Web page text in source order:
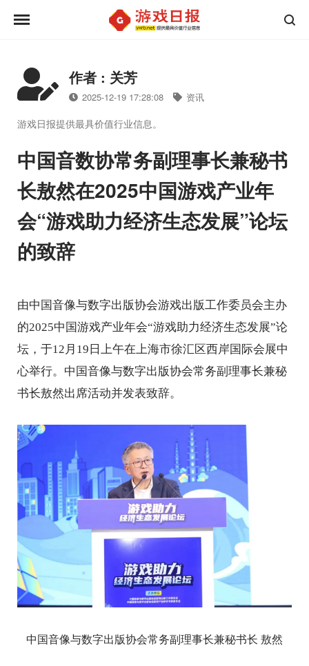
作者 : 关芳
2025-12-19 17:28:08 资讯
游戏日报提供最具价值行业信息。
中国音数协常务副理事长兼秘书
长敖然在2025中国游戏产业年
会“游戏助力经济生态发展”论坛
的致辞
由中国音像与数字出版协会游戏出版工作委员会主办
的2025中国游戏产业年会“游戏助力经济生态发展”论
坛，于12月19日上午在上海市徐汇区西岸国际会展中
心举行。中国音像与数字出版协会常务副理事长兼秘
书长敖然出席活动并发表致辞。
中国音像与数字出版协会常务副理事长兼秘书长 敖然